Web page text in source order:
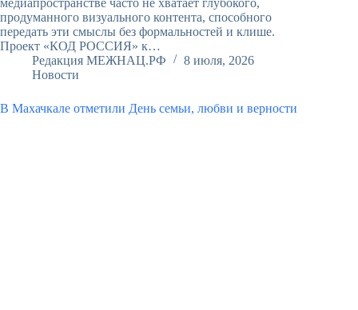
продуманного визуального контента, способного
передать эти смыслы без формальностей и клише.
Проект «КОД РОССИЯ» к…
Редакция МЕЖНАЦ.РФ
8 июля, 2026
Новости
В Махачкале отметили День семьи, любви и верности